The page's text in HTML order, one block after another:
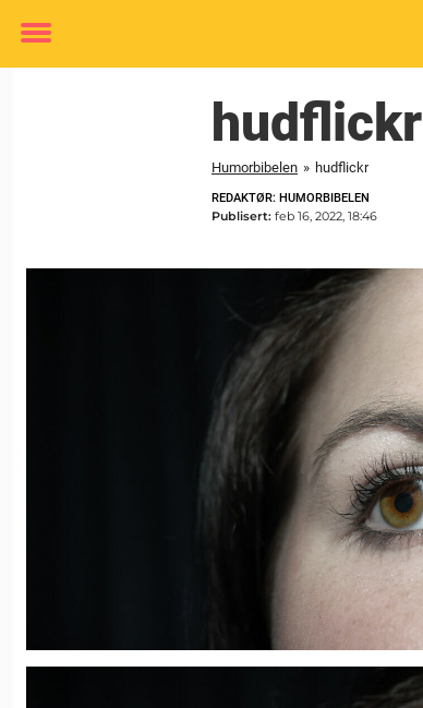
Toggle
hudflickr
Humorbibelen » hudflickr
REDAKTØR: HUMORBIBELEN
Publisert: feb 16, 2022, 18:46